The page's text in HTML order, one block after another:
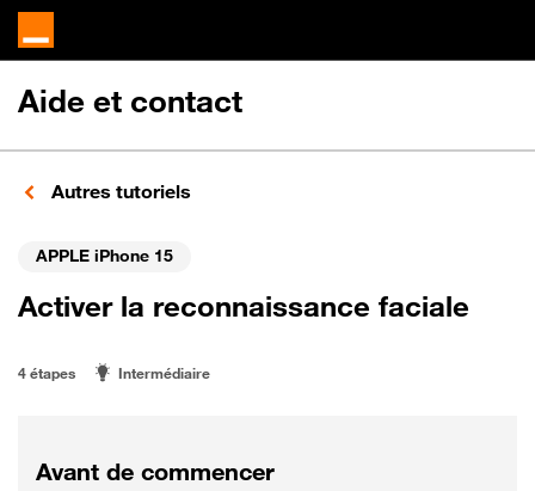
Aide et contact
Autres tutoriels
APPLE iPhone 15
Activer la reconnaissance faciale
4 étapes Intermédiaire
Avant de commencer